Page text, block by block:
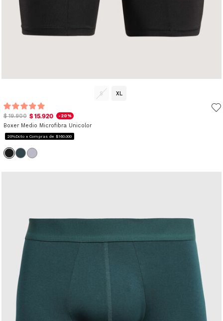
S XL
$ 19.900 $ 15.920 -20%
Boxer Medio Microfibra Unicolor
20%Dcto x Compras de $160.000